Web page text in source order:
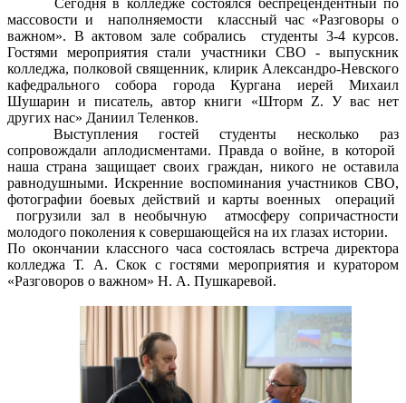
массовости и наполняемости классный час «Разговоры о
важном». В актовом зале собрались студенты 3-4 курсов.
Гостями мероприятия стали участники СВО - выпускник
колледжа, полковой священник, клирик Александро-Невского
кафедрального собора города Кургана иерей Михаил
Шушарин и писатель, автор книги «Шторм Z. У вас нет
других нас» Даниил Теленков.
Выступления гостей студенты несколько раз
сопровождали аплодисментами. Правда о войне, в которой
наша страна защищает своих граждан, никого не оставила
равнодушными. Искренние воспоминания участников СВО,
фотографии боевых действий и карты военных операций
погрузили зал в необычную атмосферу сопричастности
молодого поколения к совершающейся на их глазах истории.
По окончании классного часа состоялась встреча директора
колледжа Т. А. Скок с гостями мероприятия и куратором
«Разговоров о важном» Н. А. Пушкаревой.